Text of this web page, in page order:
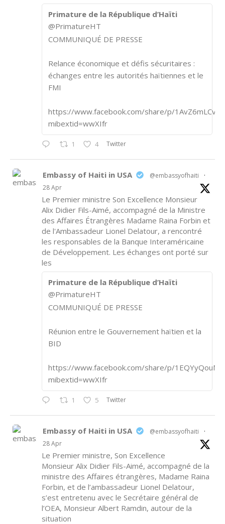
Primature de la République d’Haïti
@PrimatureHT
COMMUNIQUÉ DE PRESSE
Relance économique et défis sécuritaires :
échanges entre les autorités haïtiennes et le
FMI
https://www.facebook.com/share/p/1AvZ6mLCvk/
mibextid=wwXIfr
1 4 Twitter
Embassy of Haiti in USA @embassyofhaiti
·
28 Apr
Le Premier ministre Son Excellence Monsieur
Alix Didier Fils-Aimé, accompagné de la Ministre
des Affaires Étrangères Madame Raina Forbin et
de l'Ambassadeur Lionel Delatour, a rencontré
les responsables de la Banque Interaméricaine
de Développement. Les échanges ont porté sur
les
Primature de la République d’Haïti
@PrimatureHT
COMMUNIQUÉ DE PRESSE
Réunion entre le Gouvernement haïtien et la
BID
https://www.facebook.com/share/p/
mibextid=wwXIfr
1 5 Twitter
Embassy of Haiti in USA @embassyofhaiti
·
28 Apr
Le Premier ministre, Son Excellence
Monsieur Alix Didier Fils-Aimé, accompagné de la
ministre des Affaires étrangères, Madame Raina
Forbin, et de l’ambassadeur Lionel Delatour,
s’est entretenu avec le Secrétaire général de
l’OEA, Monsieur Albert Ramdin, autour de la
situation